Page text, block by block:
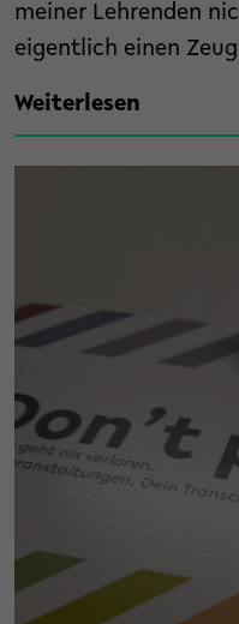
meiner Lehrenden
eigentlich einen
Weiterlesen